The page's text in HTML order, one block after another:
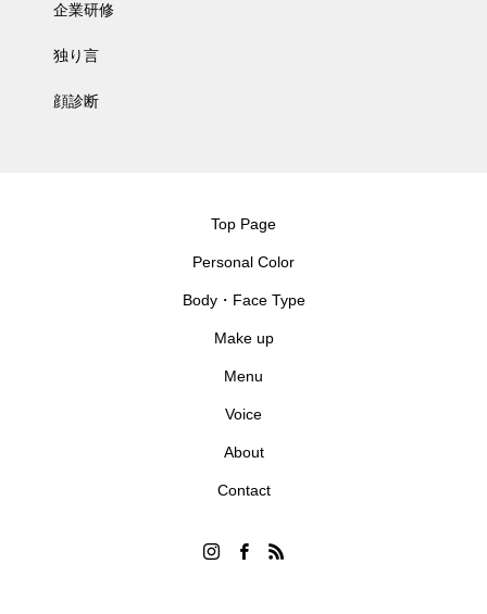
企業研修
独り言
顔診断
Top Page
Personal Color
Body・Face Type
Make up
Menu
Voice
About
Contact